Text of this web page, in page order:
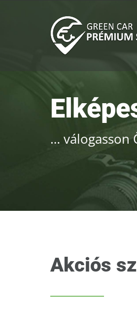
… válogasson
Akciós